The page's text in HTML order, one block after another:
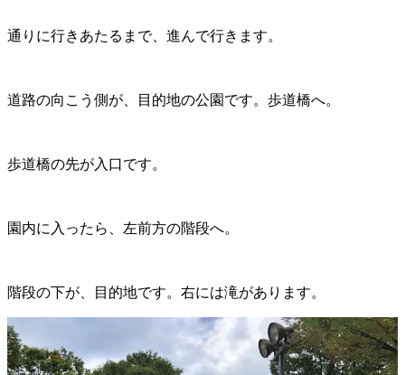
通りに行きあたるまで、進んで行きます。
道路の向こう側が、目的地の公園です。歩道橋へ。
歩道橋の先が入口です。
園内に入ったら、左前方の階段へ。
階段の下が、目的地です。右には滝があります。